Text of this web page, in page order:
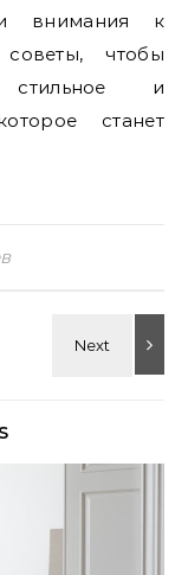
и внимания к
чтобы
стильное и
станет